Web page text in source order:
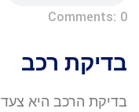
Comments: 0
בדיקת רכב
בדיקת הרכב היא